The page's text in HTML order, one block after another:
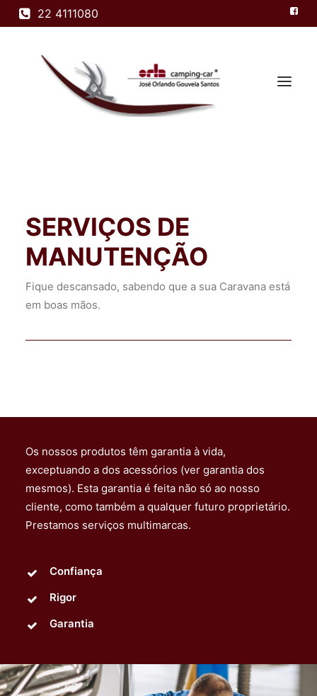
22 4111080
Empresa
Contactos
SERVIÇOS DE
MANUTENÇÃO
Fique descansado, sabendo que a sua Caravana está
em boas mãos.
Os nossos produtos têm garantia à vida,
exceptuando a dos acessórios (ver garantia dos
mesmos). Esta garantia é feita não só ao nosso
cliente, como também a qualquer futuro proprietário.
Prestamos serviços multimarcas.
Confiança
Rigor
Garantia